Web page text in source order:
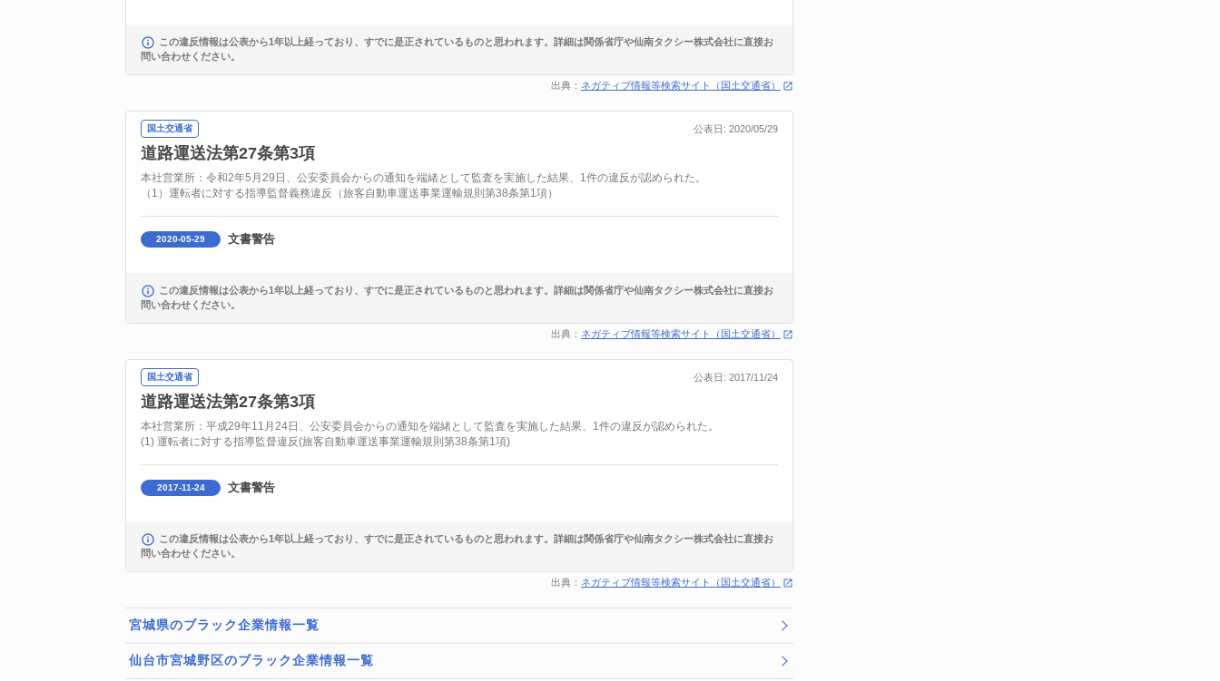
この違反情報は公表から1年以上経っており、すでに是正されているものと思われます。詳細は関係省庁や仙南タクシー株式会社に直接お
問い合わせください。
出典： ネガティブ情報等検索サイト（国土交通省）
公表日: 2020/05/29
国土交通省
道路運送法第27条第3項
本社営業所：令和2年5月29日、公安委員会からの通知を端緒として監査を実施した結果、1件の違反が認められた。
（1）運転者に対する指導監督義務違反（旅客自動車運送事業運輸規則第38条第1項）
2020-05-29 文書警告
この違反情報は公表から1年以上経っており、すでに是正されているものと思われます。詳細は関係省庁や仙南タクシー株式会社に直接お
問い合わせください。
出典： ネガティブ情報等検索サイト（国土交通省）
公表日: 2017/11/24
国土交通省
道路運送法第27条第3項
本社営業所：平成29年11月24日、公安委員会からの通知を端緒として監査を実施した結果、1件の違反が認められた。
(1) 運転者に対する指導監督違反(旅客自動車運送事業運輸規則第38条第1項)
2017-11-24 文書警告
この違反情報は公表から1年以上経っており、すでに是正されているものと思われます。詳細は関係省庁や仙南タクシー株式会社に直接お
問い合わせください。
出典： ネガティブ情報等検索サイト（国土交通省）
宮城県のブラック企業情報一覧
仙台市宮城野区のブラック企業情報一覧